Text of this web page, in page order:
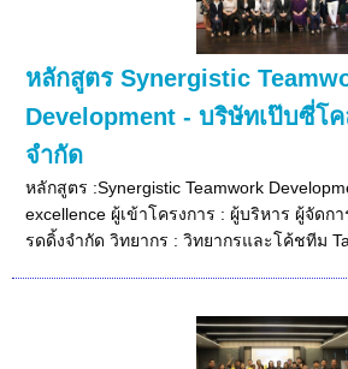
หลักสูตร Synergistic
Development - บริษัทเป๊บซี่โค
จำกัด
หลักสูตร :Synergistic Teamwork
excellence ผู้เข้าโครงการ : ผู้บริหาร ผู้จัดก
รดดิ้งจำกัด วิทยากร : วิทยากรและโค้ชทีม